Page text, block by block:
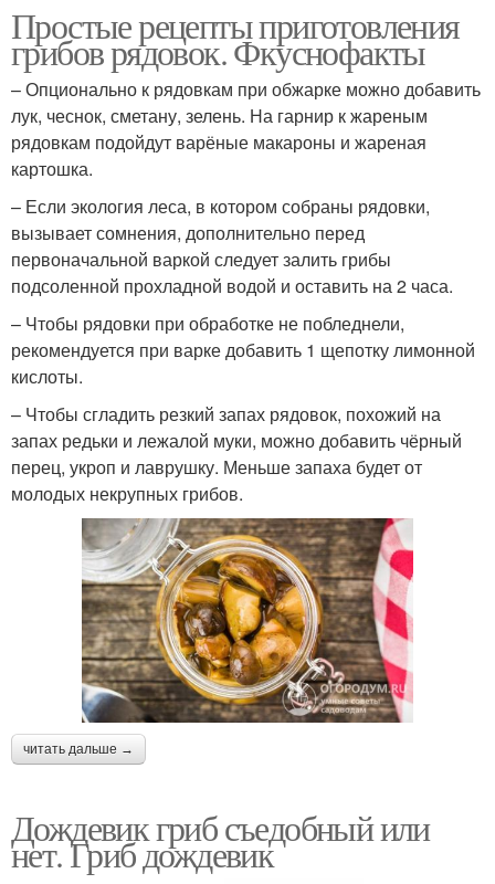
Простые рецепты приготовления
грибов рядовок. Фкуснофакты
– Опционально к рядовкам при обжарке можно добавить
лук, чеснок, сметану, зелень. На гарнир к жареным
рядовкам подойдут варёные макароны и жареная
картошка.
– Если экология леса, в котором собраны рядовки,
вызывает сомнения, дополнительно перед
первоначальной варкой следует залить грибы
подсоленной прохладной водой и оставить на 2 часа.
– Чтобы рядовки при обработке не побледнели,
рекомендуется при варке добавить 1 щепотку лимонной
кислоты.
– Чтобы сгладить резкий запах рядовок, похожий на
запах редьки и лежалой муки, можно добавить чёрный
перец, укроп и лаврушку. Меньше запаха будет от
молодых некрупных грибов.
читать дальше →
Дождевик гриб съедобный или
нет. Гриб дождевик